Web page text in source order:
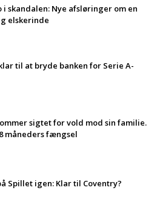
i skandalen: Nye afsløringer om en
elskerinde
til at bryde banken for Serie A-
sigtet for vold mod sin familie.
måneders fængsel
Spillet igen: Klar til Coventry?